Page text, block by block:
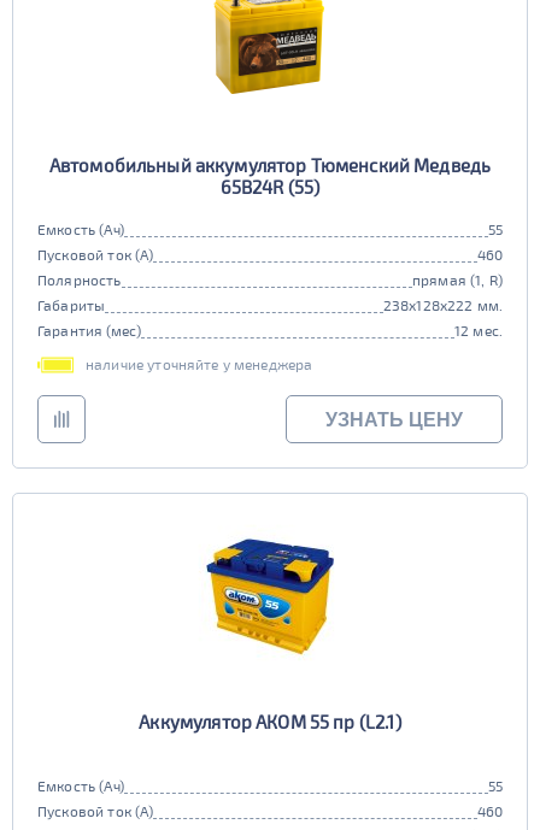
Автомобильный аккумулятор Тюменский Медведь
65В24R (55)
Емкость (Ач)
55
Пусковой ток (А)
460
Полярность
прямая (1, R)
Габариты
238x128x222 мм.
Гарантия (мес)
12 мес.
наличие уточняйте у менеджера
УЗНАТЬ ЦЕНУ
Аккумулятор АКОМ 55 пр (L2.1)
Емкость (Ач)
55
Пусковой ток (А)
460